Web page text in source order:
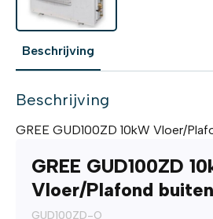
Beschrijving
Beschrijving
GREE GUD100ZD 10kW Vloer/
GREE GUD100ZD
Vloer/Plafond
GUD100ZD-O